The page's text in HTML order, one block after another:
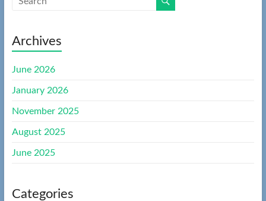
Archives
June 2026
January 2026
November 2025
August 2025
June 2025
Categories